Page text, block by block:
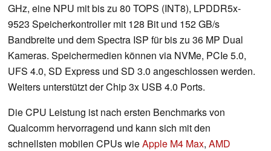
GHz, eine NPU mit bis zu 80 TOPS (INT8), LPDDR5x-
9523 Speicherkontroller mit 128 Bit und 152 GB/s
Bandbreite und dem Spectra ISP für bis zu 36 MP Dual
Kameras. Speichermedien können via NVMe, PCIe 5.0,
UFS 4.0, SD Express und SD 3.0 angeschlossen werden.
Weiters unterstützt der Chip 3x USB 4.0 Ports.
Die CPU Leistung ist nach ersten Benchmarks von
Qualcomm hervorragend und kann sich mit den
schnellsten mobilen CPUs wieApple M4 Max, AMD